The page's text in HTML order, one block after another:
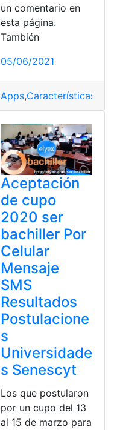
un comentario en
esta página.
También
05/06/2021
Apps,Características
Aceptación
de cupo
2020 ser
bachiller Por
Celular
Mensaje
SMS
Resultados
Postulacione
s
Universidade
s Senescyt
Los que postularon
por un cupo del 13
al 15 de marzo para